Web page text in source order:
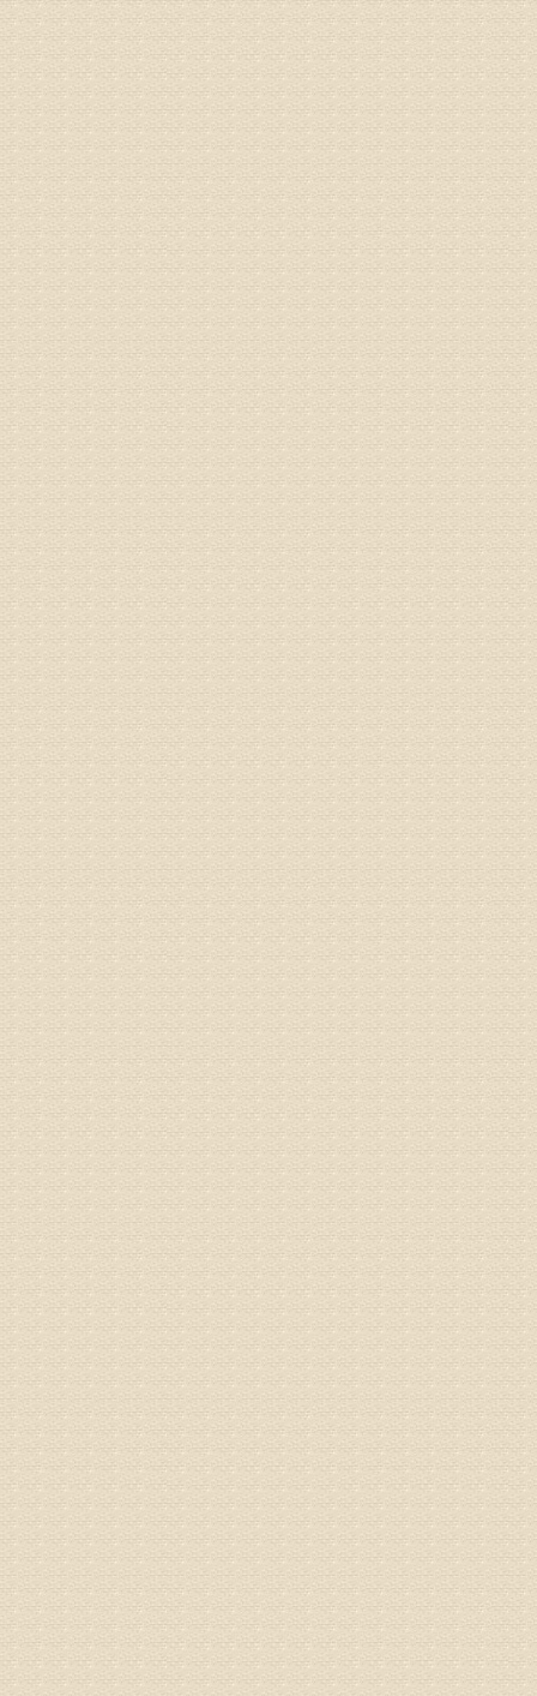
姓名
梁断裂
姓名：
病情描
建议带
病情描
专家回
由于我
姓名：
病情描
气，一
来诊请
姓名：
病情描
专家回
的放射
姓名：
专家回
病情描
专家回
院详细
病情描
专家回
姓名：
病情描
痛，其
专家回
底康复
姓名：
病情描
专家回